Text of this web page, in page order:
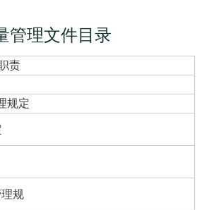
管理文件目录
责
规定
规